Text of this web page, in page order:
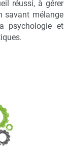
réussi, à gérer
savant mélange
psychologie et